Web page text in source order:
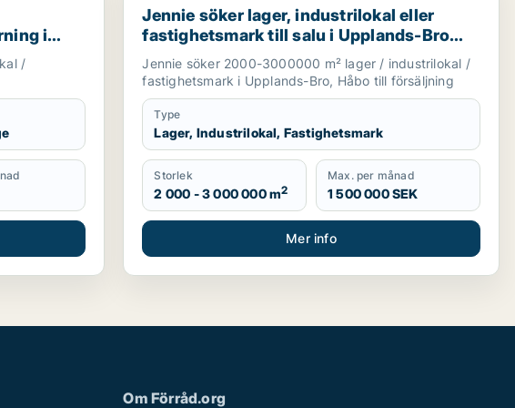
i
/
Jennie söker lager, industrilokal eller
fastighetsmark till salu i Upplands-Bro
eller Håbo
Jennie söker 2000-3000000 m² lager / industrilokal /
fastighetsmark i Upplands-Bro, Håbo till försäljning
Type
Lager, Industrilokal, Fastighetsmark
Storlek
2 000 - 3 000 000 m2
Max. per månad
1 500 000 SEK
Mer info
Om Förråd.org